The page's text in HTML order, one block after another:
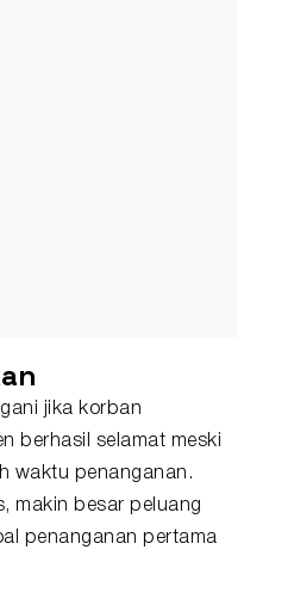
jika korban
berhasil selamat meski
waktu penanganan.
makin besar peluang
penanganan pertama